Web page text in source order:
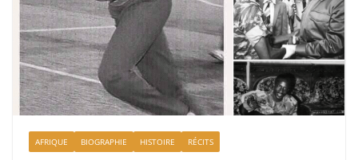
AFRIQUE BIOGRAPHIE HISTOIRE RÉCITS